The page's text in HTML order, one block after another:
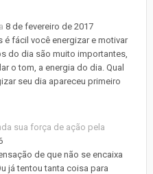
8 de fevereiro de 2017
fácil você energizar e motivar
do dia são muito importantes,
o tom, a energia do dia. Qual
seu dia apareceu primeiro
sua força de ação pela
de que não se encaixa
já tentou tanta coisa para